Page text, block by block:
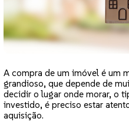
A compra de um imóvel é um
grandioso, que depende de
decidir o lugar onde morar, o
investido, é preciso estar
aquisição.